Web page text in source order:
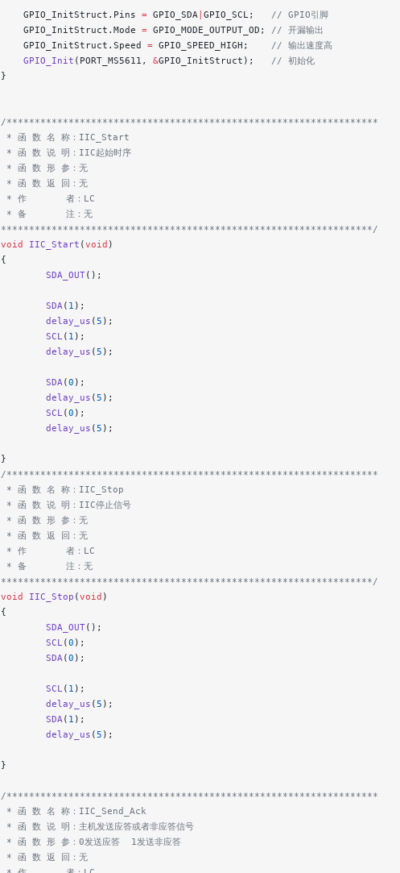
    GPIO_InitStruct.Pins
= GPIO_SDA GPIO_SCL;
   // GPIO引脚
    GPIO_InitStruct.Mode
= GPIO_MODE_OUTPUT_OD;
// 开漏输出
    GPIO_InitStruct.Speed
= GPIO_SPEED_HIGH;
    // 输出速度高
    GPIO_Init
(PORT_MS5611, &GPIO_InitStruct);
   // 初始化
}
/******************************************************************
* 函 数 名 称：IIC_Start
* 函 数 说 明：IIC起始时序
* 函 数 形 参：无
* 函 数 返 回：无
* 作       者：LC
* 备       注：无
******************************************************************/
void
IIC_Start (void )
{
        SDA_OUT
();
        SDA
( 1 );
        delay_us
(5 );
        SCL
( 1 );
        delay_us
(5 );
        SDA
(0 );
        delay_us
(5 );
        SCL
(0 );
        delay_us
(5 );
}
/******************************************************************
* 函 数 名 称：IIC_Stop
* 函 数 说 明：IIC停止信号
* 函 数 形 参：无
* 函 数 返 回：无
* 作       者：LC
* 备       注：无
******************************************************************/
void
IIC_Stop (void )
{
        SDA_OUT
();
        SCL
(0 );
        SDA
(0 );
        SCL
( 1 );
        delay_us
(5 );
        SDA
( 1 );
        delay_us
(5 );
}
/******************************************************************
* 函 数 名 称：IIC_Send_Ack
* 函 数 说 明：主机发送应答或者非应答信号
* 函 数 形 参：0发送应答  1发送非应答
* 函 数 返 回：无